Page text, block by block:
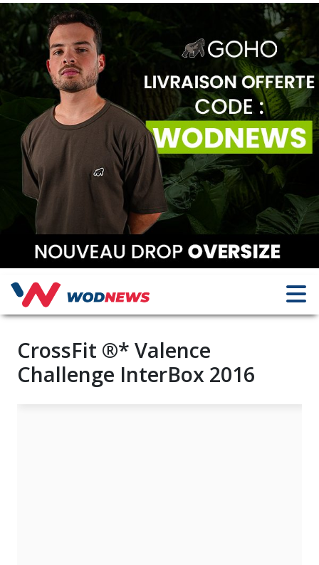
CrossFit ®* Valence
Challenge InterBox 2016